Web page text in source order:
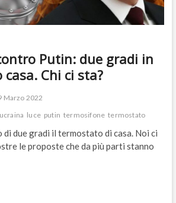
Putin: due gradi in
Chi ci sta?
Marzo 2022
luce putin termosifone termostato
di due gradi il termostato di casa. Noi ci
le proposte che da più parti stanno